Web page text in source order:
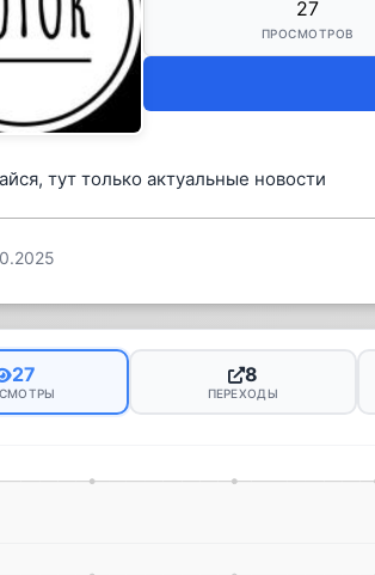
27
ПРОСМОТРОВ
тут только актуальные новости
27 8
ПЕРЕХОДЫ